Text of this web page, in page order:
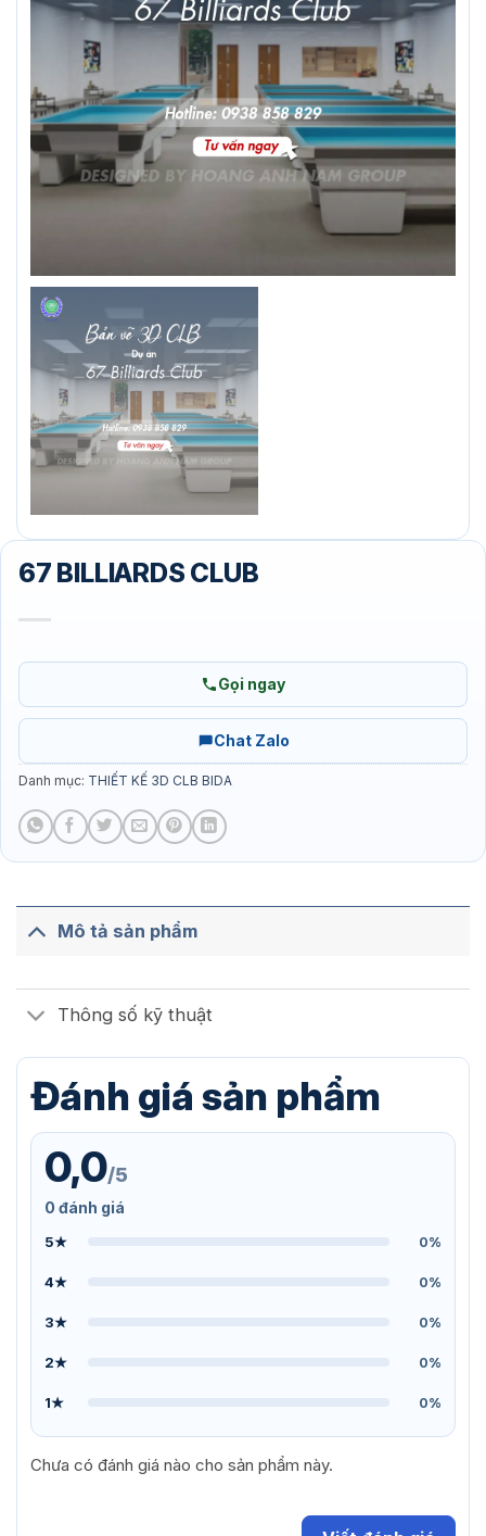
67 BILLIARDS CLUB
Gọi ngay
Chat Zalo
Danh mục: THIẾT KẾ 3D CLB BIDA
Mô tả sản phẩm
Thông số kỹ thuật
Đánh giá sản phẩm
0,0/5
0 đánh giá
5★ 0%
4★ 0%
3★ 0%
2★ 0%
1★ 0%
Chưa có đánh giá nào cho sản phẩm này.